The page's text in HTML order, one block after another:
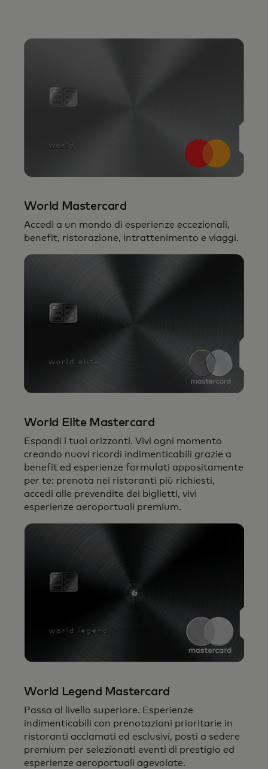
The Mastercard
Collection, con pagamenti semplificati e
Mastercard.
World Mastercard
Accedi a un mondo di esperienze eccezionali,
benefit, ristorazione, intrattenimento e viaggi.
World Elite Mastercard
Espandi i tuoi orizzonti. Vivi ogni momento
creando nuovi ricordi indimenticabili grazie a
benefit ed esperienze formulati appositamente
per te: prenota nei ristoranti più richiesti,
accedi alle prevendite dei biglietti, vivi
esperienze aeroportuali premium.
World Legend Mastercard
Passa al livello superiore. Esperienze
indimenticabili con prenotazioni prioritarie in
ristoranti acclamati ed esclusivi, posti a sedere
premium per selezionati eventi di prestigio ed
esperienze aeroportuali agevolate.